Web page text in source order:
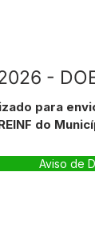
-
para
do
Aviso de